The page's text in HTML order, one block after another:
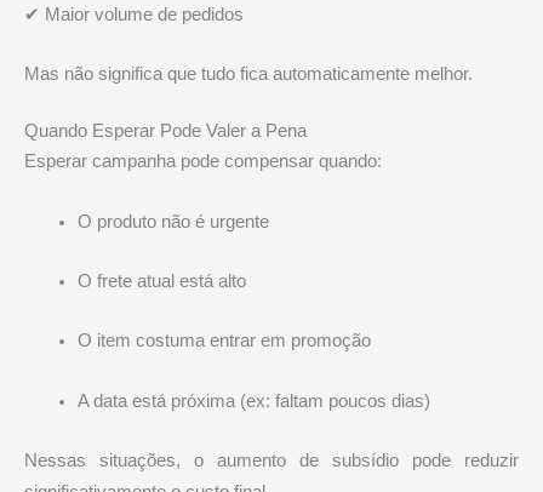
✔ Maior volume de pedidos
Mas não significa que tudo fica automaticamente melhor.
Quando Esperar Pode Valer a Pena
Esperar campanha pode compensar quando:
O produto não é urgente
O frete atual está alto
O item costuma entrar em promoção
A data está próxima (ex: faltam poucos dias)
Nessas situações, o aumento de subsídio pode reduzir